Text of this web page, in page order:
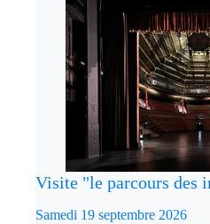
Visite "le parcours des
Samedi 19 septembre 2026